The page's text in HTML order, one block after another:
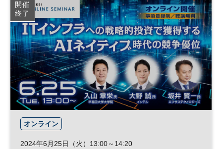
開催
終了
オンライン
2024年6月25日（火）13:00～14:20